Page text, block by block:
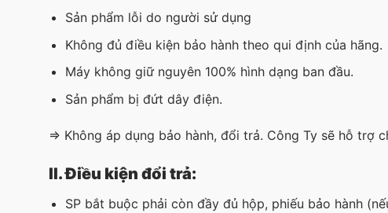
Sản phẩm lỗi do người sử dụng
Không đủ điều kiện bảo hành theo qui định của hãng.
Máy không giữ nguyên 100% hình dạng ban đầu.
Sản phẩm bị đứt dây điện.
=> Không áp dụng bảo hành, đổi trả. Công Ty sẽ hỗ trợ
II. Điều kiện đổi trả:
​SP bắt buộc phải còn đầy đủ hộp, phiếu bảo hành